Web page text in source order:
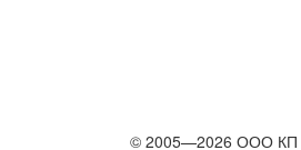
© 2005—2026 ООО КП